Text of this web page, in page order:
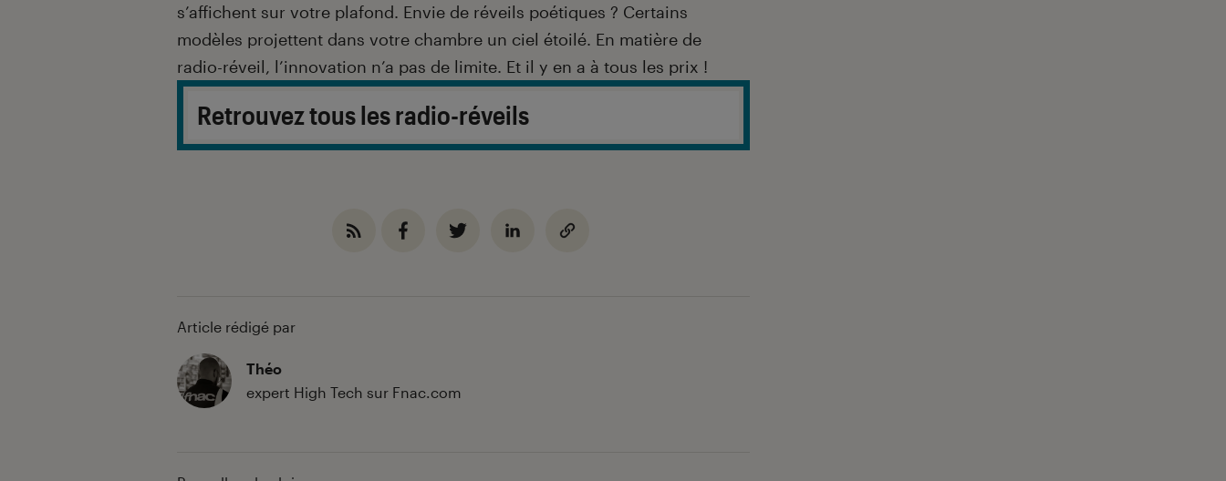
s’affichent sur votre plafond. Envie de réveils poétiques ? Certains
modèles projettent dans votre chambre un ciel étoilé. En matière de
radio-réveil, l’innovation n’a pas de limite. Et il y en a à tous les prix !
Retrouvez tous les radio-réveils
Article rédigé par
Théo
expert High Tech sur Fnac.com